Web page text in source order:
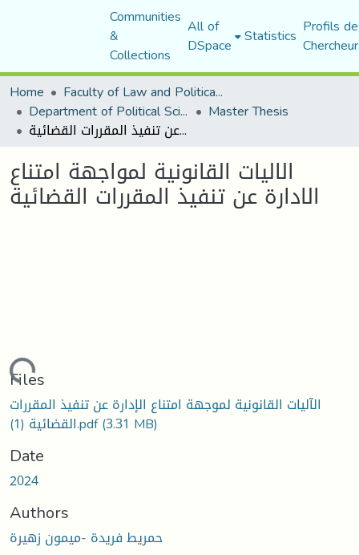
Communities
&
Collections
All of
DSpace Statistics Profils
Home
Faculty of Law and Political Science
Department of Political Sciences Master Thesis
الاليات القانونية لمواجهة امتناع الادارة عن تنفيذ المقررات القضائية
الاليات القانونية لمواجهة امتناع
الادارة عن تنفيذ المقررات القضائية
Files
الآليات القانونية لموجهة امتناع الإدارة عن تنفيذ المقررات
القضائية (1).pdf(3.31 MB)
Date
2024
Authors
حمريط فريدة -ميمون زهيرة